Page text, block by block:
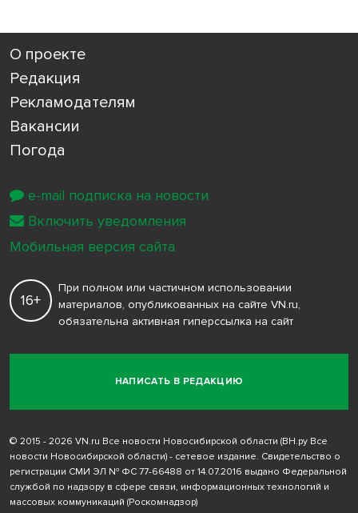
О проекте
Редакция
Рекламодателям
Вакансии
Погода
НАПИСАТЬ В РЕДАКЦИЮ
16+
При полном или частичном использовании
материалов, опубликованных на сайте VN.ru,
обязательна активная гиперссылка на сайт
© 2015 - 2026 VN.ru Все новости Новосибирской области (ВН.ру Все
новости Новосибирской области) - сетевое издание. Свидетельство о
регистрации СМИ ЭЛ № ФС 77-66488 от 14.07.2016 выдано Федеральной
службой по надзору в сфере связи, информационных технологий и
массовых коммуникаций (Роскомнадзор)
e-mail подписка на новости
Включить уведомления
Мобильная версия сайта